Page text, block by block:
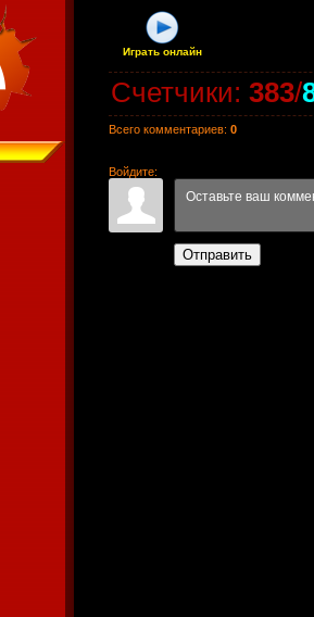
Играть онлайн
Счетчики: 383/
Всего комментариев: 0
Войдите:
Отправить